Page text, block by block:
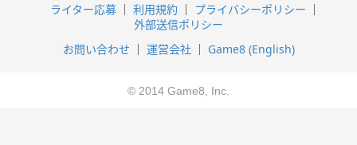
ライター応募 利用規約
プライバシーポリシー
外部送信ポリシー
お問い合わせ
運営会社 Game8 (English)
© 2014 Game8, Inc.